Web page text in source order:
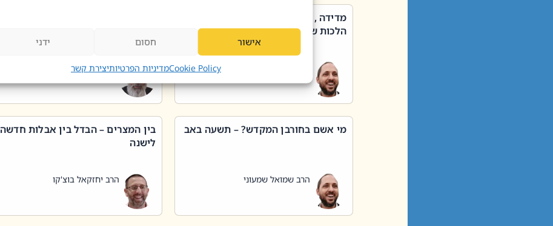
אישור חסום ידני
Cookie Policyמדיניות הפרטיותיצירת קשר
מדידה , קניה , שטיפת כלים בשבת –
הלכות שבת – סימן שכג
הרב יאיר בידני
מי אשם בחורבן המקדש? – תשעה באב
הרב שמואל שמעוני
בין המצרים – הבדל בין אבלות חדשה
לישנה
הרב יחזקאל בוצ'קו